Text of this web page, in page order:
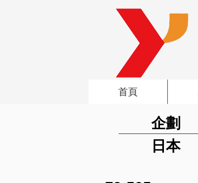
首頁
企劃
日本